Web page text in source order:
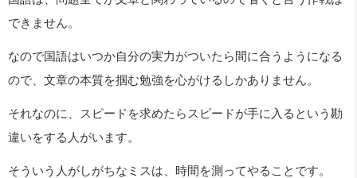
できません。
なので国語はいつか自分の実力がついたら間に合うようになる
ので、文章の本質を掴む勉強を心がけるしかありません。
それなのに、スピードを求めたらスピードが手に入るという勘
違いをする人がいます。
そういう人がしがちなミスは、時間を測ってやることです。